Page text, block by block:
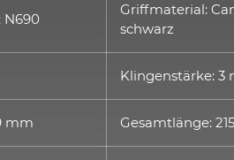
N690
Griffmaterial:
schwarz
Klingenstärke: 3
mm Gesamtlänge: